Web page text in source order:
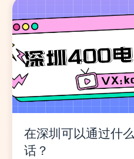
在深圳可以通过什
话？